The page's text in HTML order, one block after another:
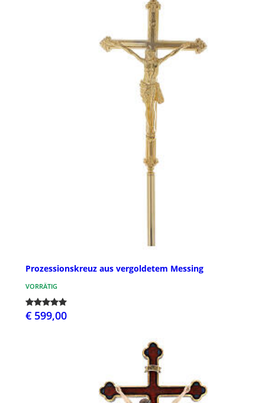
Prozessionskreuz aus vergoldetem Messing
VORRÄTIG
€ 599,00